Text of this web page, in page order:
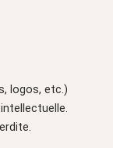
logos, etc.)